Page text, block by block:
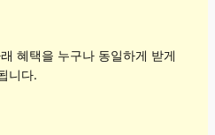
혜택을 누구나 동일하게 받게
니다.